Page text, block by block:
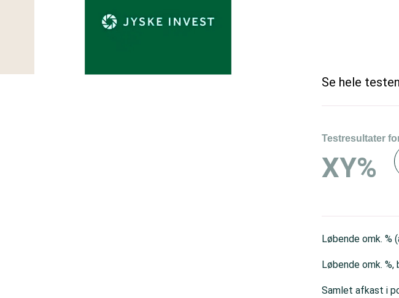
Se hele
Testresultater
XY%
Løbende omk. %
Løbende omk.
Samlet afkast i